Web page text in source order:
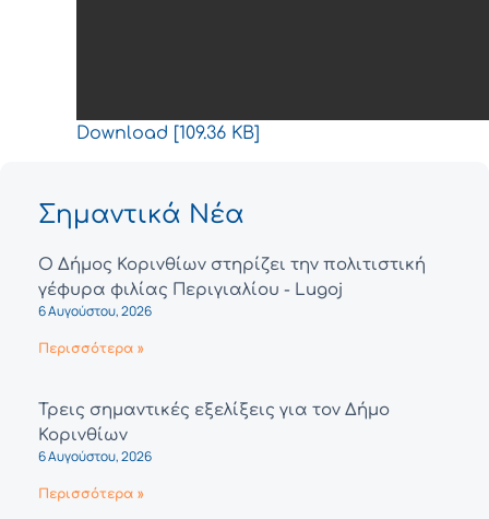
Download [109.36 KB]
Σημαντικά Νέα
Ο Δήμος Κορινθίων στηρίζει την πολιτιστική
γέφυρα φιλίας Περιγιαλίου - Lugoj
6 Αυγούστου, 2026
Περισσότερα »
Τρεις σημαντικές εξελίξεις για τον Δήμο
Κορινθίων
6 Αυγούστου, 2026
Περισσότερα »